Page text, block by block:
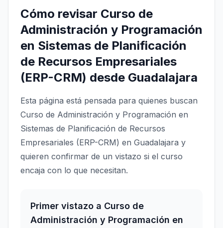
Cómo revisar Curso de
Administración y Programación
en Sistemas de Planificación
de Recursos Empresariales
(ERP-CRM) desde Guadalajara
Esta página está pensada para quienes buscan
Curso de Administración y Programación en
Sistemas de Planificación de Recursos
Empresariales (ERP-CRM) en Guadalajara y
quieren confirmar de un vistazo si el curso
encaja con lo que necesitan.
Primer vistazo a Curso de
Administración y Programación en